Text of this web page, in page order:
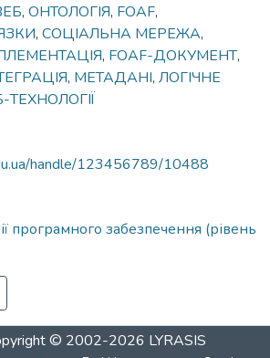
, ОНТОЛОГІЯ, FOAF,
, СОЦІАЛЬНА МЕРЕЖА,
, FOAF-ДОКУМЕНТ,
, МЕТАДАНІ, ЛОГІЧНЕ
ТЕХНОЛОГІЇ
handle/123456789/10488
програмного забезпечення (рівень
© 2002-2026 LYRASIS